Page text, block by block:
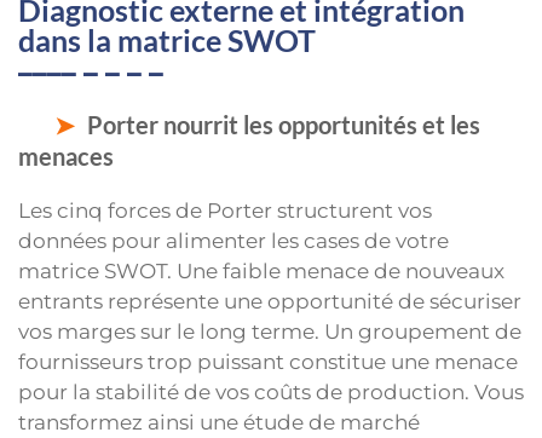
Diagnostic externe et intégration
dans la matrice SWOT
Porter nourrit les opportunités et les
menaces
Les cinq forces de Porter structurent vos
données pour alimenter les cases de votre
matrice SWOT. Une faible menace de nouveaux
entrants représente une opportunité de sécuriser
vos marges sur le long terme. Un groupement de
fournisseurs trop puissant constitue une menace
pour la stabilité de vos coûts de production. Vous
transformez ainsi une étude de marché